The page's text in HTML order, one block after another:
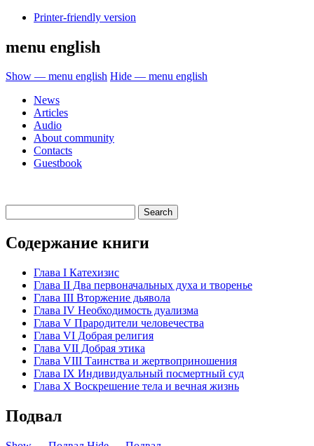
Printer-friendly version
menu english
Show — menu english Hide — menu english
News
Articles
Audio
About community
Contacts
Guestbook
Содержание книги
Глава I Катехизис
Глава II Два первоначальных духа и творенье
Глава III Вторжение дьявола
Глава IV Необходимость дуализма
Глава V Прародители человечества
Глава VI Добрая религия
Глава VII Добрая этика
Глава VIII Таинства и жертвоприношения
Глава IX Индивидуальный посмертный суд
Глава X Воскрешение тела и вечная жизнь
Подвал